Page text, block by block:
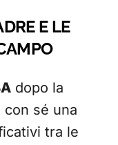
E LE
dopo la
sé una
tra le